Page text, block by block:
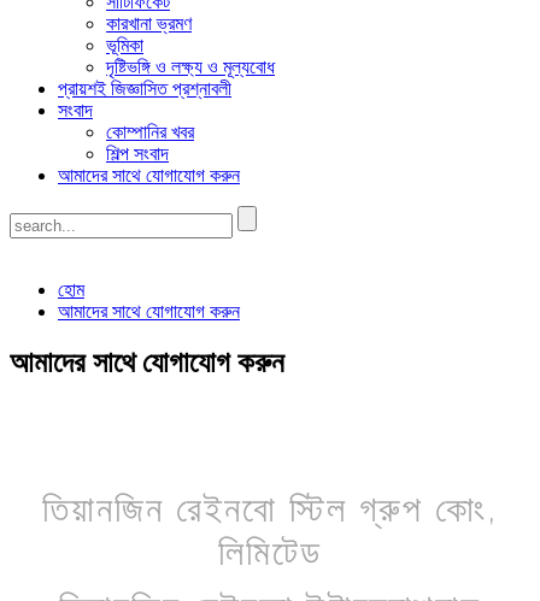
কারখানা ভ্রমণ
ভূমিকা
দৃষ্টিভঙ্গি ও লক্ষ্য ও মূল্যবোধ
প্রায়শই জিজ্ঞাসিত প্রশ্নাবলী
সংবাদ
কোম্পানির খবর
শিল্প সংবাদ
আমাদের সাথে যোগাযোগ করুন
হোম
আমাদের সাথে যোগাযোগ করুন
আমাদের সাথে যোগাযোগ করুন
তিয়ানজিন রেইনবো স্টিল গ্রুপ কোং,
লিমিটেড